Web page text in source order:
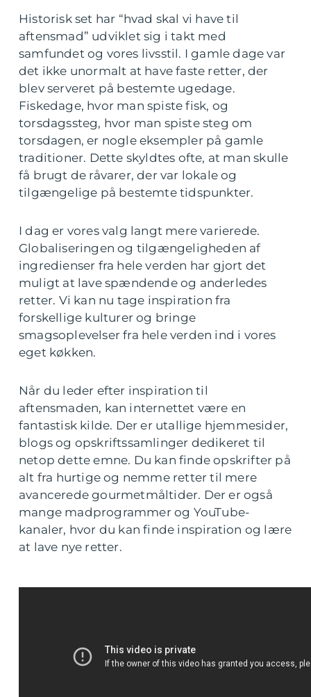
Historisk set har “hvad skal vi have til
aftensmad” udviklet sig i takt med
samfundet og vores livsstil. I gamle dage var
det ikke unormalt at have faste retter, der
blev serveret på bestemte ugedage.
Fiskedage, hvor man spiste fisk, og
torsdagssteg, hvor man spiste steg om
torsdagen, er nogle eksempler på gamle
traditioner. Dette skyldtes ofte, at man skulle
få brugt de råvarer, der var lokale og
tilgængelige på bestemte tidspunkter.
I dag er vores valg langt mere varierede.
Globaliseringen og tilgængeligheden af
ingredienser fra hele verden har gjort det
muligt at lave spændende og anderledes
retter. Vi kan nu tage inspiration fra
forskellige kulturer og bringe
smagsoplevelser fra hele verden ind i vores
eget køkken.
Når du leder efter inspiration til
aftensmaden, kan internettet være en
fantastisk kilde. Der er utallige hjemmesider,
blogs og opskriftssamlinger dedikeret til
netop dette emne. Du kan finde opskrifter på
alt fra hurtige og nemme retter til mere
avancerede gourmetmåltider. Der er også
mange madprogrammer og YouTube-
kanaler, hvor du kan finde inspiration og lære
at lave nye retter.